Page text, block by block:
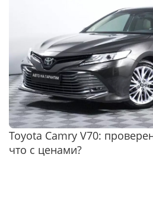
Toyota Camry V70:
что с ценами?